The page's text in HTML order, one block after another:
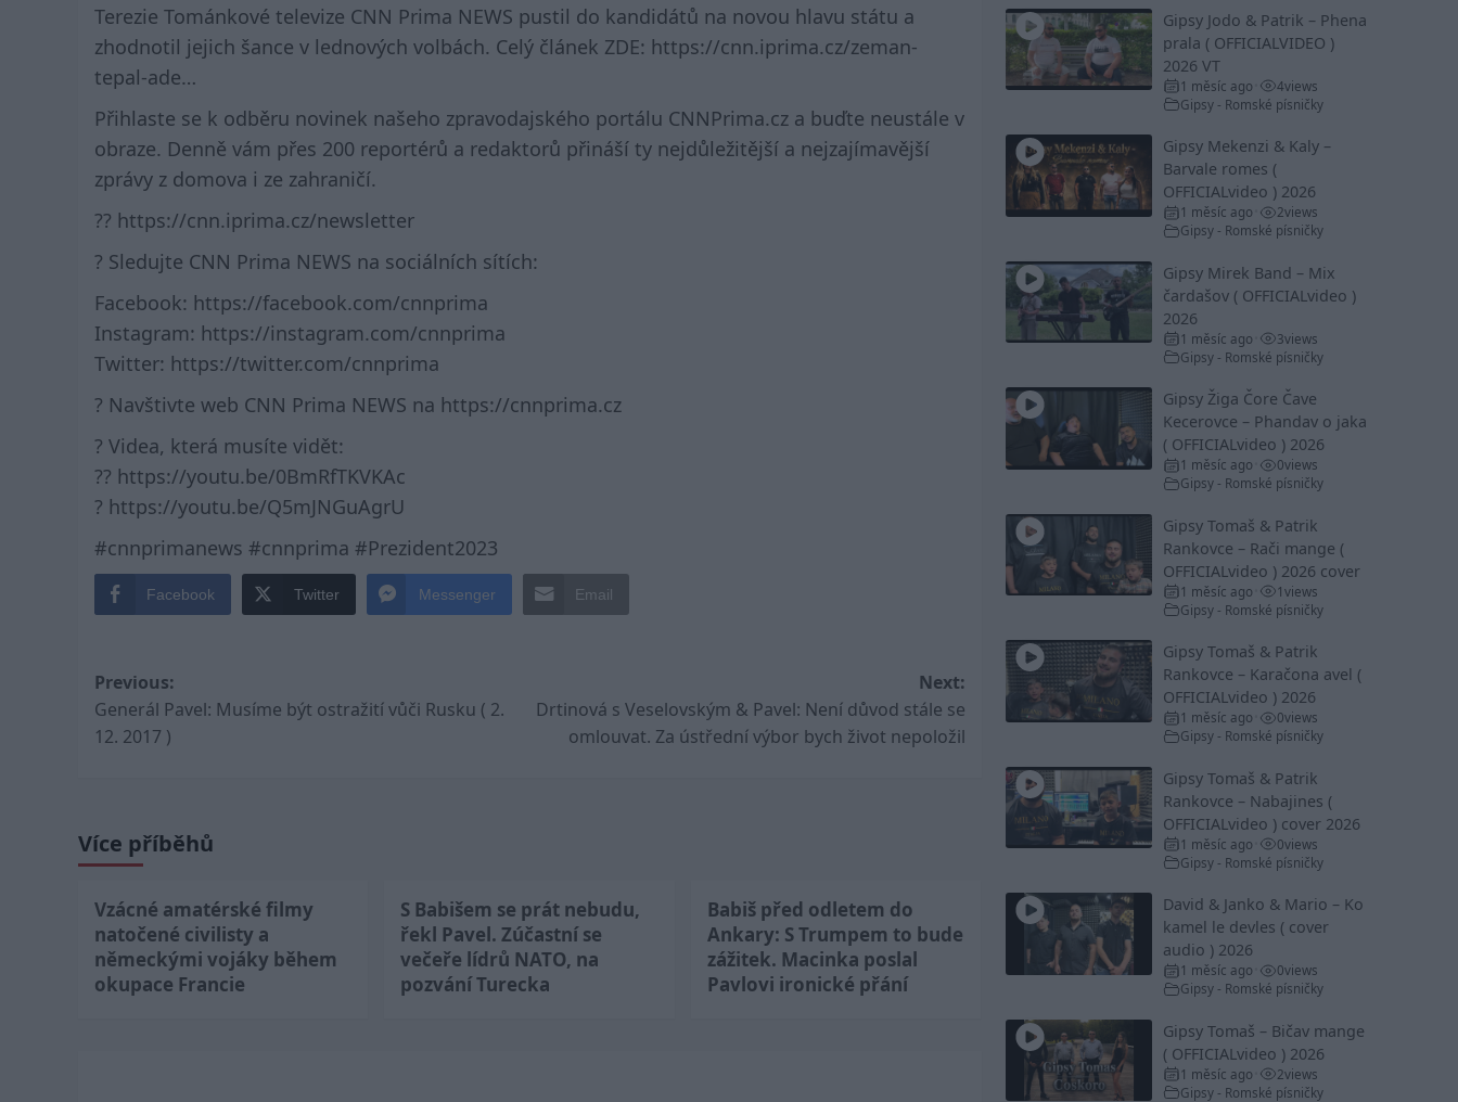
Terezie Tománkové televize CNN Prima NEWS pustil do kandidátů na novou hlavu státu a
zhodnotil jejich šance v lednových volbách. Celý článek ZDE: https://cnn.iprima.cz/zeman-
tepal-ade…
Přihlaste se k odběru novinek našeho zpravodajského portálu CNNPrima.cz a buďte neustále v
obraze. Denně vám přes 200 reportérů a redaktorů přináší ty nejdůležitější a nejzajímavější
zprávy z domova i ze zahraničí.
?? https://cnn.iprima.cz/newsletter
? Sledujte CNN Prima NEWS na sociálních sítích:
Facebook: https://facebook.com/cnnprima
Instagram: https://instagram.com/cnnprima
Twitter: https://twitter.com/cnnprima
? Navštivte web CNN Prima NEWS na https://cnnprima.cz
? Videa, která musíte vidět:
?? https://youtu.be/0BmRfTKVKAc
? https://youtu.be/Q5mJNGuAgrU
#cnnprimanews #cnnprima #Prezident2023
Facebook Twitter Messenger Email
Post
navigation
Previous:
Generál Pavel: Musíme být ostražití vůči Rusku ( 2.
12. 2017 )
Next:
Drtinová s Veselovským & Pavel: Není důvod stále se
omlouvat. Za ústřední výbor bych život nepoložil
Více příběhů
Vzácné amatérské filmy
natočené civilisty a
německými vojáky během
okupace Francie
S Babišem se prát nebudu,
řekl Pavel. Zúčastní se
večeře lídrů NATO, na
pozvání Turecka
Babiš před odletem do
Ankary: S Trumpem to bude
zážitek. Macinka poslal
Pavlovi ironické přání
Gipsy Jodo & Patrik – Phena
prala ( OFFICIALVIDEO )
2026 VT
1 měsíc ago 4views
Gipsy - Romské písničky
Gipsy Mekenzi & Kaly –
Barvale romes (
OFFICIALvideo ) 2026
1 měsíc ago 2views
Gipsy - Romské písničky
Gipsy Mirek Band – Mix
čardašov ( OFFICIALvideo )
2026
1 měsíc ago 3views
Gipsy - Romské písničky
Gipsy Žiga Čore Čave
Kecerovce – Phandav o jaka
( OFFICIALvideo ) 2026
1 měsíc ago 0views
Gipsy - Romské písničky
Gipsy Tomaš & Patrik
Rankovce – Rači mange (
OFFICIALvideo ) 2026 cover
1 měsíc ago 1views
Gipsy - Romské písničky
Gipsy Tomaš & Patrik
Rankovce – Karačona avel (
OFFICIALvideo ) 2026
1 měsíc ago 0views
Gipsy - Romské písničky
Gipsy Tomaš & Patrik
Rankovce – Nabajines (
OFFICIALvideo ) cover 2026
1 měsíc ago 0views
Gipsy - Romské písničky
David & Janko & Mario – Ko
kamel le devles ( cover
audio ) 2026
1 měsíc ago 0views
Gipsy - Romské písničky
Gipsy Tomaš – Bičav mange
( OFFICIALvideo ) 2026
1 měsíc ago 2views
Gipsy - Romské písničky